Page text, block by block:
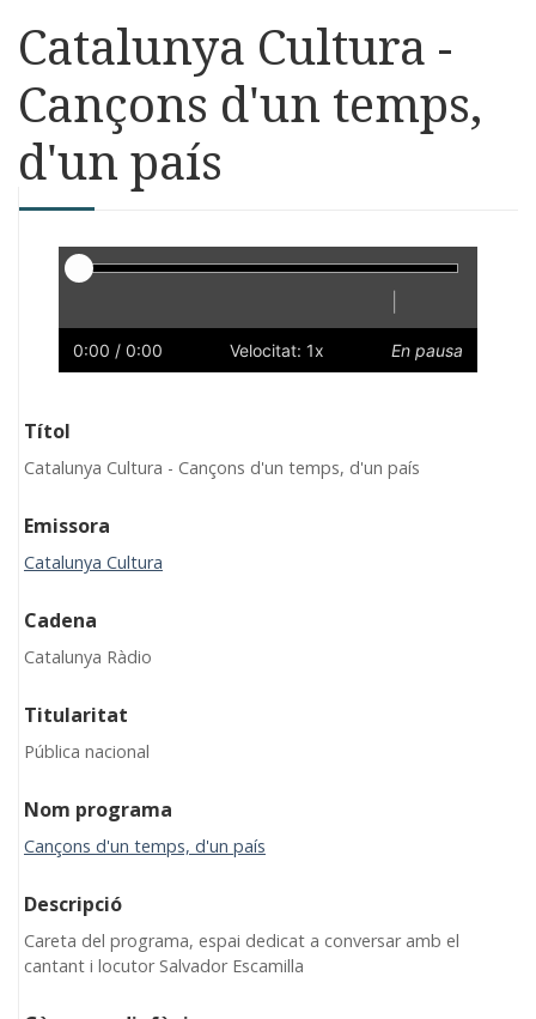
Catalunya Cultura -
Cançons d'un temps,
d'un país
Reproductor
Lent
0:00 / 0:00 Velocitat: 1x En pausa
Títol
Catalunya Cultura - Cançons d'un temps, d'un país
Emissora
Catalunya Cultura
Cadena
Catalunya Ràdio
Titularitat
Pública nacional
Nom programa
Cançons d'un temps, d'un país
Descripció
Careta del programa, espai dedicat a conversar amb el
cantant i locutor Salvador Escamilla